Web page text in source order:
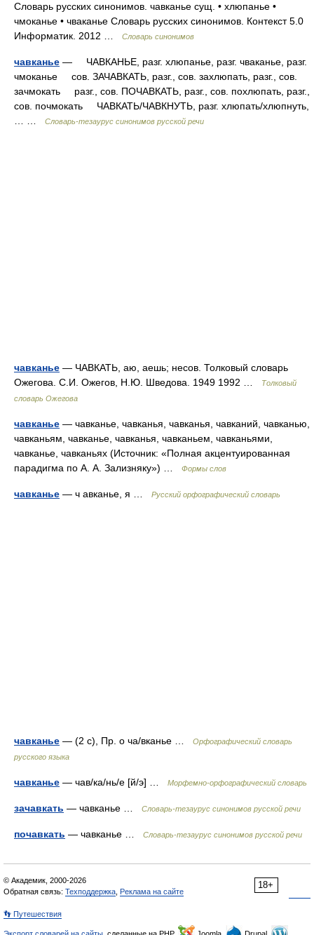
Словарь русских синонимов. чавканье сущ. • хлюпанье •
чмоканье • чваканье Словарь русских синонимов. Контекст 5.0
Информатик. 2012 …
Словарь синонимов
чавканье — ЧАВКАНЬЕ, разг. хлюпанье, разг. чваканье, разг.
чмоканье сов. ЗАЧАВКАТЬ, разг., сов. захлюпать, разг., сов.
зачмокать разг., сов. ПОЧАВКАТЬ, разг., сов. похлюпать, разг.,
сов. почмокать ЧАВКАТЬ/ЧАВКНУТЬ, разг. хлюпать/хлюпнуть,
Словарь-тезаурус синонимов русской речи
чавканье — ЧАВКАТЬ, аю, аешь; несов. Толковый словарь
Ожегова. С.И. Ожегов, Н.Ю. Шведова. 1949 1992 …
Толковый
словарь Ожегова
чавканье — чавканье, чавканья, чавканья, чавканий, чавканью,
чавканьям, чавканье, чавканья, чавканьем, чавканьями,
чавканье, чавканьях (Источник: «Полная акцентуированная
парадигма по А. А. Зализняку») …
Формы слов
чавканье — ч авканье, я … Русский орфографический словарь
чавканье — (2 с), Пр. о ча/вканье …
Орфографический словарь
русского языка
чавканье — чав/ка/нь/е [й/э] … Морфемно-орфографический словарь
зачавкать — чавканье … Словарь-тезаурус синонимов русской речи
почавкать — чавканье … Словарь-тезаурус синонимов русской речи
18+
© Академик, 2000-2026
Обратная связь: Техподдержка Реклама на сайте
👣 Путешествия